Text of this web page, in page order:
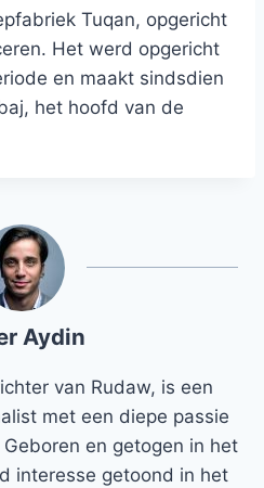
Tuqan, opgericht
Het werd opgericht
en maakt sindsdien
het hoofd van de
Aydin
van Rudaw, is een
met een diepe passie
en getogen in het
interesse getoond in het